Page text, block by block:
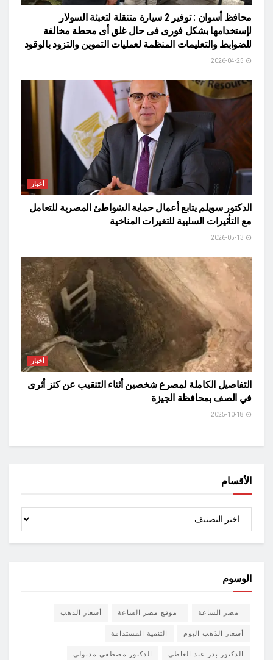
محافظ أسوان : توفير 2 سيارة متنقلة لتعبئة السولار
لإستخدامها بشكل فورى فى حال غلق أى محطة مخالفة
للضوابط والتعليمات المنظمة لعمليات التموين والتزود بالوقود
أخبار
الدكتور سويلم يتابع أعمال حماية الشواطئ المصرية للتعامل
مع التأثيرات السلبية للتغيرات المناخية
أخبار
التفاصيل الكاملة لمصرع شخصين أثناء التنقيب عن كنز أثرى
في الصف بمحافظة الجيزة
الأقسام
الوسوم
مصر الساعة موقع مصر الساعة أسعار الذهب
أسعار الذهب اليوم التنمية المستدامة
الدكتور بدر عبد العاطي الدكتور مصطفى مدبولي